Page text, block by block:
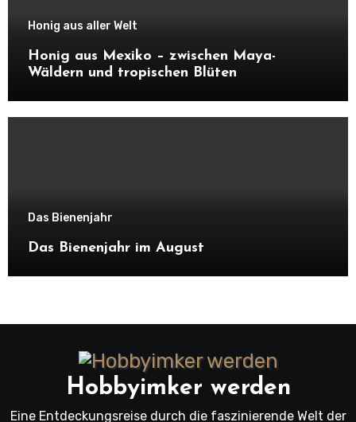
Honig aus aller Welt
Honig aus Mexiko – zwischen Maya-
Wäldern und tropischen Blüten
Das Bienenjahr
Das Bienenjahr im August
Hobbyimker werden
Eine Entdeckungsreise durch die faszinierende Welt der